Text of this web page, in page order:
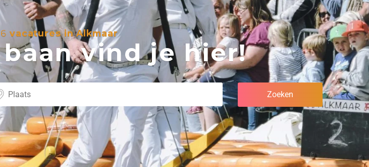
vacatures in Alkmaar
vind je hier!